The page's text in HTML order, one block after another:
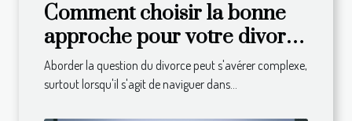
Comment choisir la bonne
approche pour votre divorce
en droit suisse
Aborder la question du divorce peut s'avérer complexe,
surtout lorsqu'il s'agit de naviguer dans...